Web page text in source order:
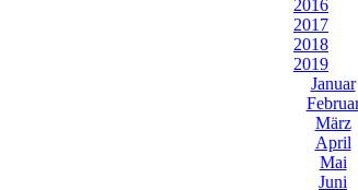
2016
2017
2018
2019
Januar
März
April
Mai
Juni